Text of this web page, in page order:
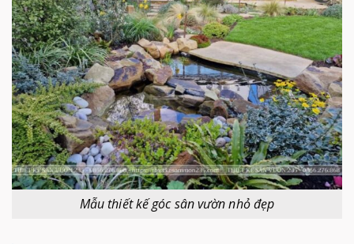
Mẫu thiết kế góc sân vườn nhỏ đẹp